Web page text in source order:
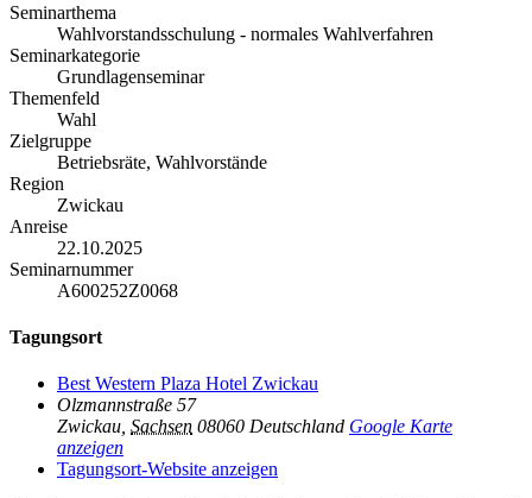
Seminarthema
Wahlvorstandsschulung - normales Wahlverfahren
Seminarkategorie
Grundlagenseminar
Themenfeld
Wahl
Zielgruppe
Betriebsräte, Wahlvorstände
Region
Zwickau
Anreise
22.10.2025
Seminarnummer
A600252Z0068
Tagungsort
Best Western Plaza Hotel Zwickau
Olzmannstraße 57
Zwickau Sachsen 08060 Deutschland Google Karte
anzeigen
Tagungsort-Website anzeigen